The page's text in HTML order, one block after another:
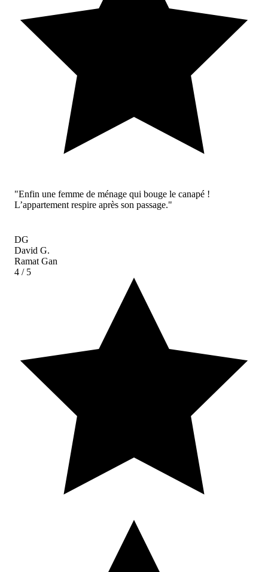
"Enfin une femme de ménage qui bouge le canapé !
L’appartement respire après son passage."
DG
David G.
Ramat Gan
4 / 5